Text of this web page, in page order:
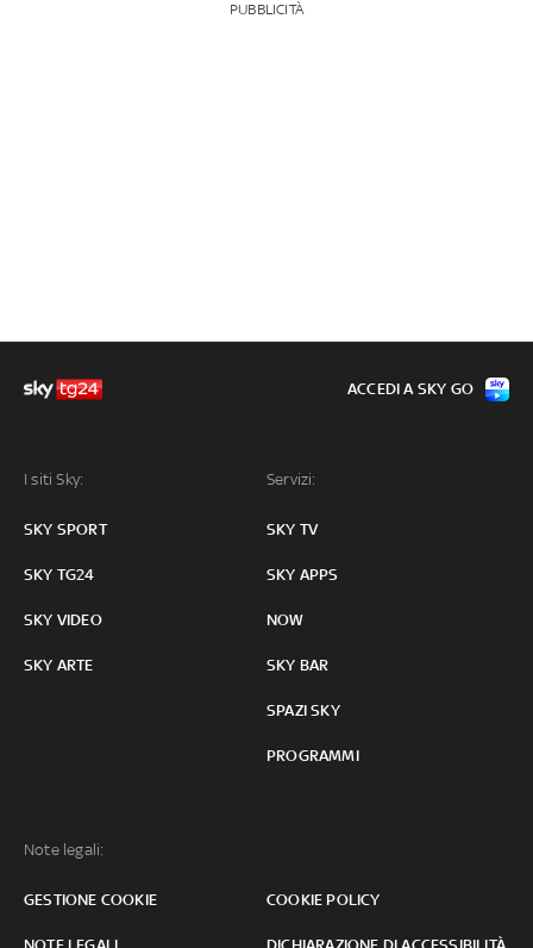
PUBBLICITÀ
I siti Sky:
SKY SPORT
SKY TG24
SKY VIDEO
SKY ARTE
Servizi:
SKY TV
SKY APPS
NOW
SKY BAR
SPAZI SKY
PROGRAMMI
Note legali:
GESTIONE COOKIE COOKIE POLICY
ACCEDI A SKY GO